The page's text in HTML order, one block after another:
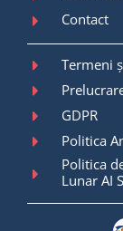
Contact
Termeni
GDPR
Politica
Politica
Lunar AI